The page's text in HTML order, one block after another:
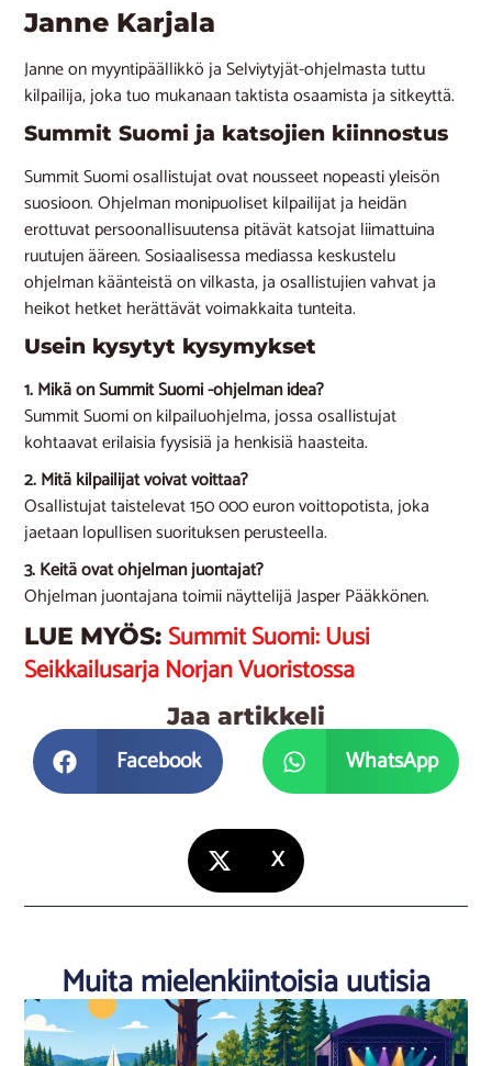
Janne Karjala
Janne on myyntipäällikkö ja Selviytyjät-ohjelmasta tuttu
kilpailija, joka tuo mukanaan taktista osaamista ja sitkeyttä.
Summit Suomi ja katsojien kiinnostus
Summit Suomi osallistujat ovat nousseet nopeasti yleisön
suosioon. Ohjelman monipuoliset kilpailijat ja heidän
erottuvat persoonallisuutensa pitävät katsojat liimattuina
ruutujen ääreen. Sosiaalisessa mediassa keskustelu
ohjelman käänteistä on vilkasta, ja osallistujien vahvat ja
heikot hetket herättävät voimakkaita tunteita.
Usein kysytyt kysymykset
1. Mikä on Summit Suomi -ohjelman idea?
Summit Suomi on kilpailuohjelma, jossa osallistujat
kohtaavat erilaisia fyysisiä ja henkisiä haasteita.
2. Mitä kilpailijat voivat voittaa?
Osallistujat taistelevat 150 000 euron voittopotista, joka
jaetaan lopullisen suorituksen perusteella.
3. Keitä ovat ohjelman juontajat?
Ohjelman juontajana toimii näyttelijä Jasper Pääkkönen.
LUE MYÖS: Summit Suomi: Uusi
Seikkailusarja Norjan Vuoristossa
Jaa artikkeli
Facebook WhatsApp
X
Muita mielenkiintoisia uutisia